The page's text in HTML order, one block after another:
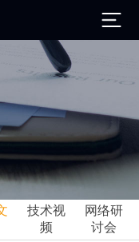
技术视
频
网络研
讨会